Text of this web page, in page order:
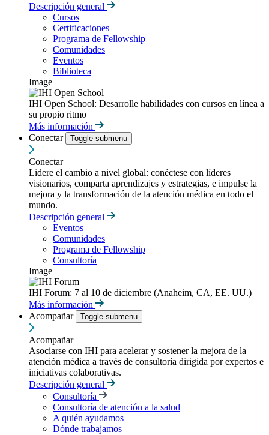
Descripción general
Cursos
Certificaciones
Programa de Fellowship
Comunidades
Eventos
Biblioteca
Image
IHI Open School: Desarrolle habilidades con cursos en línea a
su propio ritmo
Más información
Conectar
Toggle submenu
Conectar
Lidere el cambio a nivel global: conéctese con líderes
visionarios, comparta aprendizajes y estrategias, e impulse la
mejora y la transformación de la atención médica en todo el
mundo.
Descripción general
Eventos
Comunidades
Programa de Fellowship
Consultoría
Image
IHI Forum: 7 al 10 de diciembre (Anaheim, CA, EE. UU.)
Más información
Acompañar
Toggle submenu
Acompañar
Asociarse con IHI para acelerar y sostener la mejora de la
atención médica a través de consultoría dirigida por expertos e
iniciativas colaborativas.
Descripción general
Consultoría
Consultoría de atención a la salud
A quién ayudamos
Dónde trabajamos